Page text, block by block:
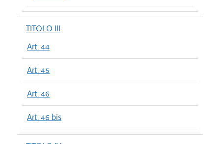
TITOLO III
Art. 44
Art. 45
Art. 46
Art. 46 bis